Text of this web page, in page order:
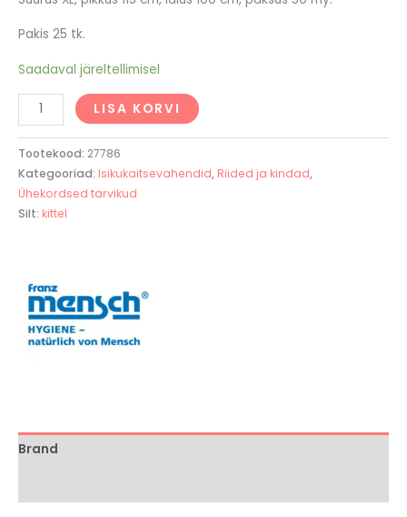
Pakis 25 tk.
Saadaval järeltellimisel
LISA KORVI
Tootekood: 27786
Kategooriad: Isikukaitsevahendid, Riided ja kindad,
Ühekordsed tarvikud
Silt: kittel
Brand